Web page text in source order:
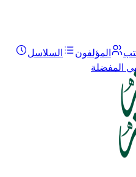
المؤلفون
السلاسل
المفضلة